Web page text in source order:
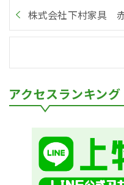
株式会社下村家具
アクセスランキング